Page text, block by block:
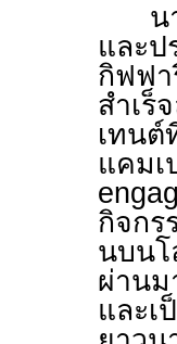
น
และ
กิฟฟ
สำเร็
เทน
แคม
กิจก
นบนโ
ผ่าน
และ